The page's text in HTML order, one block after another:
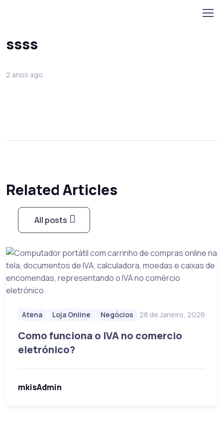
ssss
2 anos ago
Related Articles
All posts
Atena Loja Online Negócios 28 de Janeiro, 2026
Como funciona o IVA no comercio
eletrónico?
mkisAdmin